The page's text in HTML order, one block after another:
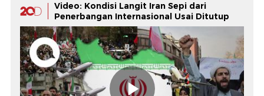
Video: Kondisi Langit Iran Sepi dari
Penerbangan Internasional Usai Ditutup